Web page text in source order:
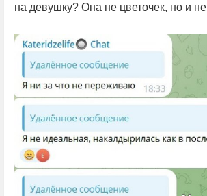
на девушку? Она не цветочек, но и